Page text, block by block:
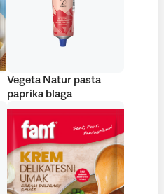
Vegeta Natur pasta
paprika blaga